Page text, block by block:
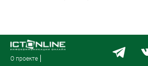
О проекте